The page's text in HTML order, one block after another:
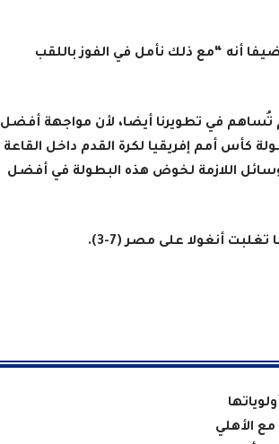
أنه “مع ذلك نأمل في الفوز باللقب
تُساهم في تطويرنا أيضا، لأن مواجهة أفضل
كأس أمم إفريقيا لكرة القدم داخل القاعة
اللازمة لخوض هذه البطولة في أفضل
الأهلي